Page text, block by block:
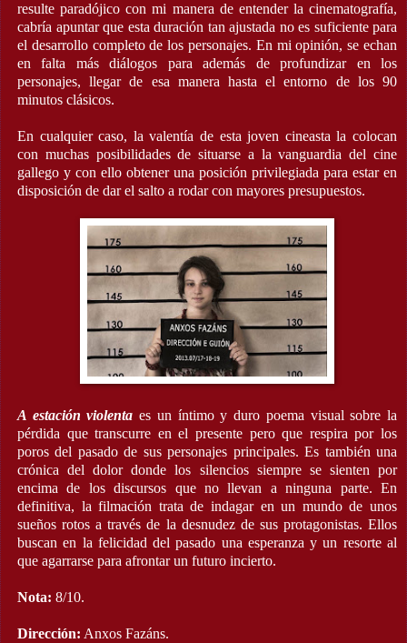
resulte paradójico con mi manera de entender la cinematografía,
cabría apuntar que esta duración tan ajustada no es suficiente para
el desarrollo completo de los personajes. En mi opinión, se echan
en falta más diálogos para además de profundizar en los
personajes, llegar de esa manera hasta el entorno de los 90
minutos clásicos.
En cualquier caso, la valentía de esta joven cineasta la colocan
con muchas posibilidades de situarse a la vanguardia del cine
gallego y con ello obtener una posición privilegiada para estar en
disposición de dar el salto a rodar con mayores presupuestos.
A estación violenta es un íntimo y duro poema visual sobre la
pérdida que transcurre en el presente pero que respira por los
poros del pasado de sus personajes principales. Es también una
crónica del dolor donde los silencios siempre se sienten por
encima de los discursos que no llevan a ninguna parte. En
definitiva, la filmación trata de indagar en un mundo de unos
sueños rotos a través de la desnudez de sus protagonistas. Ellos
buscan en la felicidad del pasado una esperanza y un resorte al
que agarrarse para afrontar un futuro incierto.
Nota: 8/10.
Dirección: Anxos Fazáns.